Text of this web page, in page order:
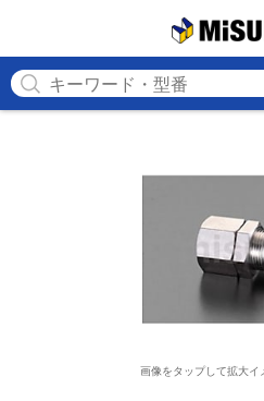
画像をタップして拡大イ